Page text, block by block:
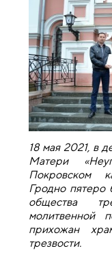
18 мая 2021, в
Матери
Покровском
Гродно пятеро
общества
молитвенной
прихожан
трезвости.